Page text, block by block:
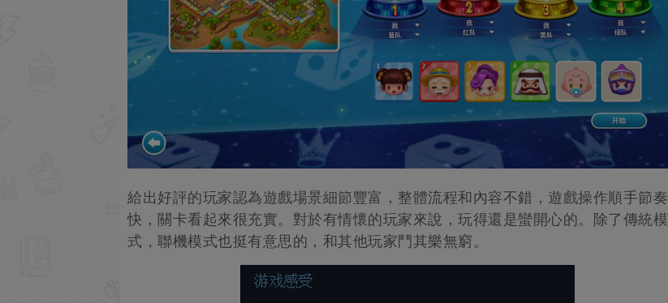
給出好評的玩家認為遊戲場景細節豐富，整體流程和內容不錯，遊戲操作順手節奏
快，關卡看起來很充實。對於有情懷的玩家來說，玩得還是蠻開心的。除了傳統模
式，聯機模式也挺有意思的，和其他玩家鬥其樂無窮。